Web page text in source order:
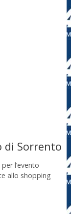
di Sorrento
l’evento
allo shopping